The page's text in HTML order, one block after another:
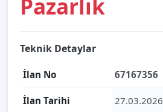
Pazarlık
Teknik Detaylar
İlan No 67167356
İlan Tarihi 27.03.2026